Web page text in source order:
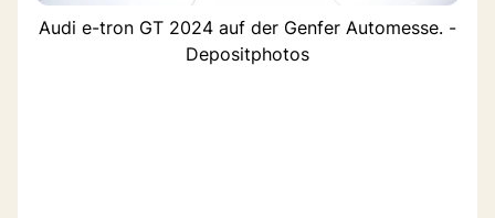
Audi e-tron GT 2024 auf der Genfer Automesse. -
Depositphotos